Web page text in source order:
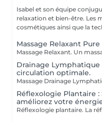
Isabel et son équipe
relaxation et bien-être. Les meilleures marques esthétiques et
cosmétiques ainsi que la
Massage Relaxant
Drainage Lymphatique
circulation optimale.
Réflexologie Plantaire
améliorez votre